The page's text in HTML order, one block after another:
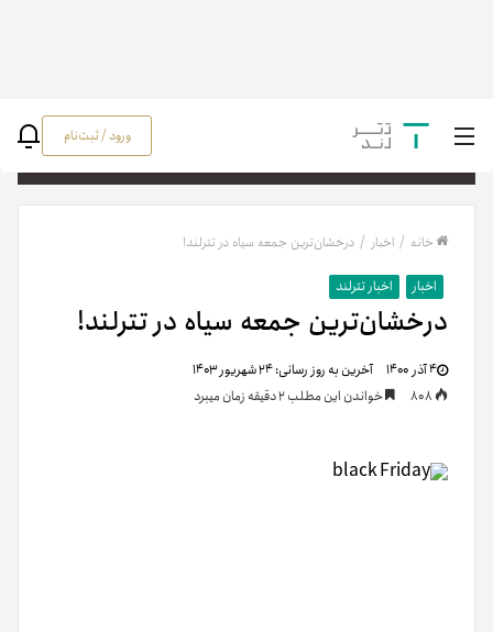
ورود / ثبت‌نام
خانه / اخبار / درخشان‌ترین جمعه سیاه در تترلند!
اخبار اخبار تترلند
درخشان‌ترین جمعه سیاه در تترلند!
۴ آذر ۱۴۰۰ آخرین به روز رسانی:۲۴ شهریور ۱۴۰۳
خواندن این مطلب 2 دقیقه زمان میبرد